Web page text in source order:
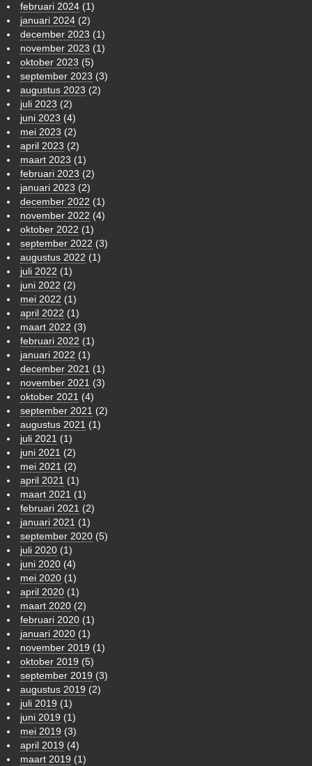
februari 2024 (1)
januari 2024 (2)
december 2023 (1)
november 2023 (1)
oktober 2023 (5)
september 2023 (3)
augustus 2023 (2)
juli 2023 (2)
juni 2023 (4)
mei 2023 (2)
april 2023 (2)
maart 2023 (1)
februari 2023 (2)
januari 2023 (2)
december 2022 (1)
november 2022 (4)
oktober 2022 (1)
september 2022 (3)
augustus 2022 (1)
juli 2022 (1)
juni 2022 (2)
mei 2022 (1)
april 2022 (1)
maart 2022 (3)
februari 2022 (1)
januari 2022 (1)
december 2021 (1)
november 2021 (3)
oktober 2021 (4)
september 2021 (2)
augustus 2021 (1)
juli 2021 (1)
juni 2021 (2)
mei 2021 (2)
april 2021 (1)
maart 2021 (1)
februari 2021 (2)
januari 2021 (1)
september 2020 (5)
juli 2020 (1)
juni 2020 (4)
mei 2020 (1)
april 2020 (1)
maart 2020 (2)
februari 2020 (1)
januari 2020 (1)
november 2019 (1)
oktober 2019 (5)
september 2019 (3)
augustus 2019 (2)
juli 2019 (1)
juni 2019 (1)
mei 2019 (3)
april 2019 (4)
maart 2019 (1)